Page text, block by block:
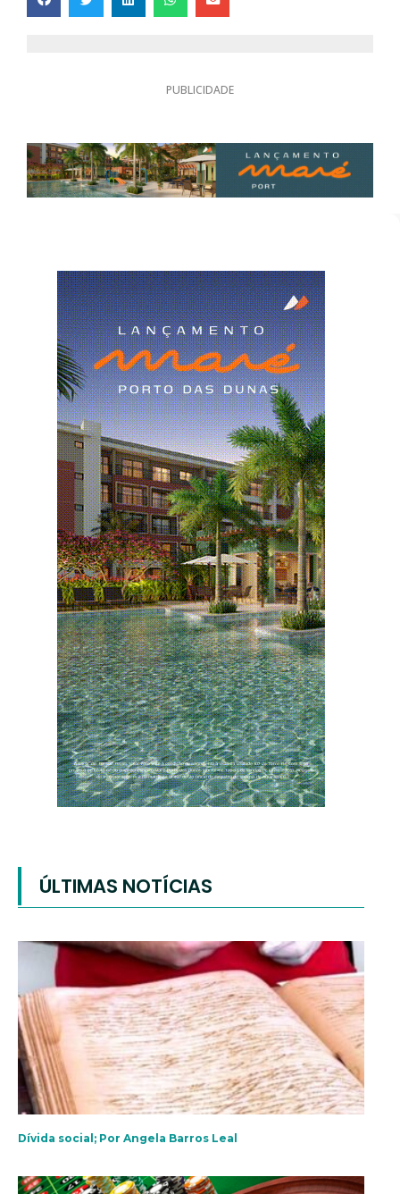
PUBLICIDADE
ÚLTIMAS NOTÍCIAS
Dívida social; Por Angela Barros Leal